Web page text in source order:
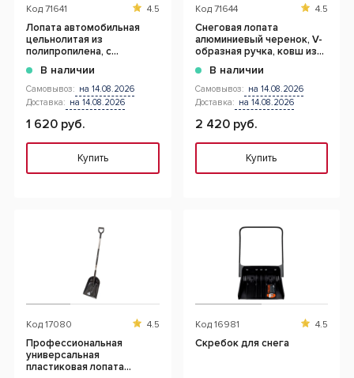
Код 71641 4.5
Лопата автомобильная
цельнолитая из
полипропилена, с
В наличии
Самовывоз: на 14.08.2026
Доставка: на 14.08.2026
1 620 руб.
Купить
Код 71644 4.5
Снеговая лопата
алюминиевый черенок, V-
образная ручка, ковш из
В наличии
Самовывоз: на 14.08.2026
Доставка: на 14.08.2026
2 420 руб.
Купить
Код 17080 4.5
Профессиональная
универсальная
пластиковая лопата
Код 16981 4.5
Скребок для снега